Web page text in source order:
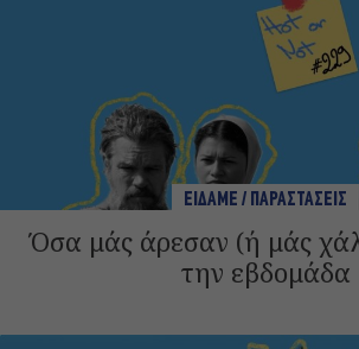
ΕΙΔΑΜΕ / ΠΑΡΑΣΤΑΣΕΙΣ
Όσα μάς άρεσαν (ή μάς
την εβδομάδα